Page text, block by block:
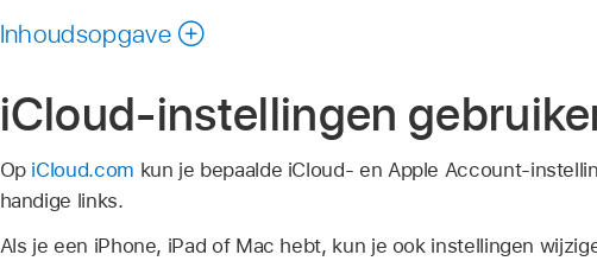
zoeken
Inhoudsopgave
iCloud-instellingen
Op iCloud.com kun je bepaalde iCloud- en Apple Account-
handige links.
Als je een iPhone, iPad of Mac hebt, kun je ook instellingen